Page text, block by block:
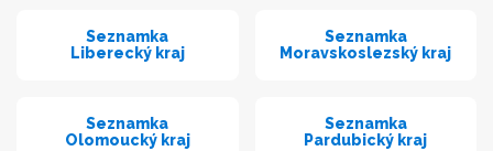
Seznamka
Liberecký kraj
Seznamka
Moravskoslezský kraj
Seznamka
Olomoucký kraj
Seznamka
Pardubický kraj